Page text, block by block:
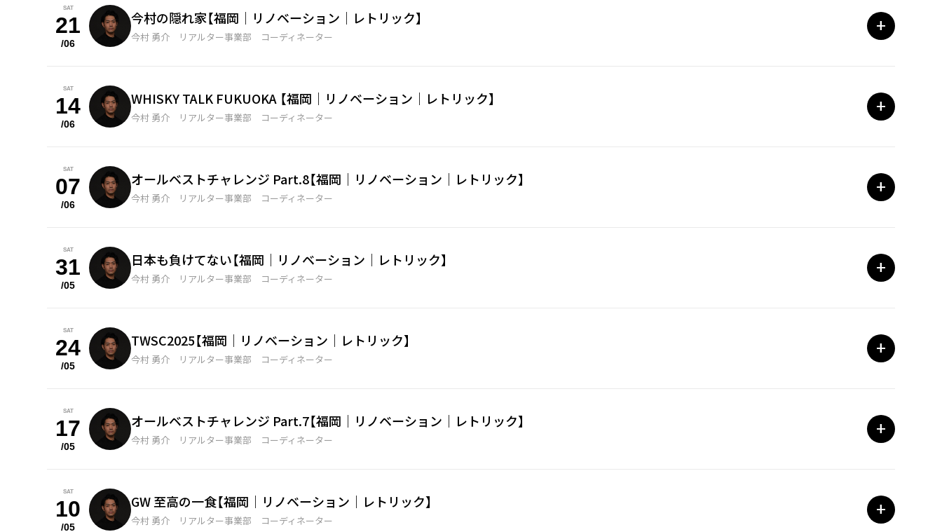
SAT
21
/06
今村の隠れ家【福岡｜リノベーション｜レトリック】
今村 勇介 リアルター事業部 コーディネーター +
SAT
14
/06
WHISKY TALK FUKUOKA 【福岡｜リノベーション｜レトリック】
今村 勇介 リアルター事業部 コーディネーター +
SAT
07
/06
オールベストチャレンジ Part.8【福岡｜リノベーション｜レトリック】
今村 勇介 リアルター事業部 コーディネーター +
SAT
31
/05
日本も負けてない【福岡｜リノベーション｜レトリック】
今村 勇介 リアルター事業部 コーディネーター +
SAT
24
/05
TWSC2025【福岡｜リノベーション｜レトリック】
今村 勇介 リアルター事業部 コーディネーター +
SAT
17
/05
オールベストチャレンジ Part.7【福岡｜リノベーション｜レトリック】
今村 勇介 リアルター事業部 コーディネーター +
SAT
10
/05
GW 至高の一食【福岡｜リノベーション｜レトリック】
今村 勇介 リアルター事業部 コーディネーター +